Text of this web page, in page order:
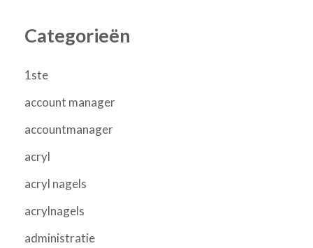
Categorieën
1ste
account manager
accountmanager
acryl
acryl nagels
acrylnagels
administratie